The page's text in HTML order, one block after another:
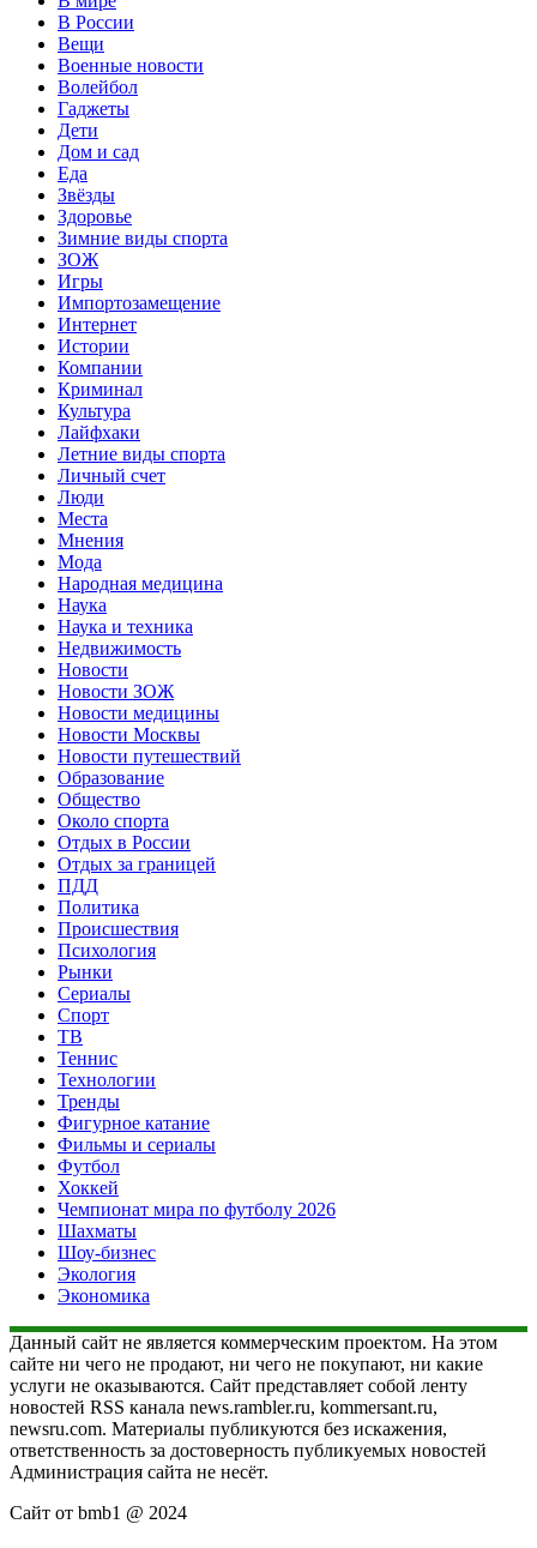
В России
Вещи
Военные новости
Волейбол
Гаджеты
Дети
Дом и сад
Еда
Звёзды
Здоровье
Зимние виды спорта
ЗОЖ
Игры
Импортозамещение
Интернет
Истории
Компании
Криминал
Культура
Лайфхаки
Летние виды спорта
Личный счет
Люди
Места
Мнения
Мода
Народная медицина
Наука
Наука и техника
Недвижимость
Новости
Новости ЗОЖ
Новости медицины
Новости Москвы
Новости путешествий
Образование
Общество
Около спорта
Отдых в России
Отдых за границей
ПДД
Политика
Происшествия
Психология
Рынки
Сериалы
Спорт
ТВ
Теннис
Технологии
Тренды
Фигурное катание
Фильмы и сериалы
Футбол
Хоккей
Чемпионат мира по футболу 2026
Шахматы
Шоу-бизнес
Экология
Экономика
Данный сайт не является коммерческим проектом. На этом
сайте ни чего не продают, ни чего не покупают, ни какие
услуги не оказываются. Сайт представляет собой ленту
новостей RSS канала news.rambler.ru, kommersant.ru,
newsru.com. Материалы публикуются без искажения,
ответственность за достоверность публикуемых новостей
Администрация сайта не несёт.
Сайт от bmb1 @ 2024